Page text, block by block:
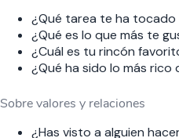
¿Qué tarea te ha tocado
¿Qué es lo que más te
¿Cuál es tu rincón
¿Qué ha sido lo más rico
Sobre valores y relaciones
¿Has visto a alguien